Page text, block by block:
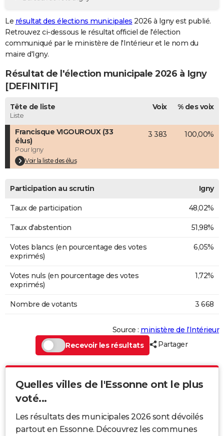
GUIDES D'ACHAT
BONS PLANS
CARTE DE VOEUX
Carte de Noël
Carte Bonne année
Carte Saint-Valentin
Carte Pâques
Carte d'anniversaire
DICTIONNAIRE
Dictionnaire
Biographies
Citations
Expressions
Proverbes
PROGRAMME TV
COPAINS D'AVANT
S'inscrire
Se connecter
Lycées
Collèges
Primaires
Universités
Entreprises
Service militaire
Avis de recherche
AVIS DE DÉCÈS
Bricolage
Lifestyle
Culture
Sport
Auto
Television
Voyage
Cinema
Le résultat des élections municipales 2026 à Igny est publié.
Retrouvez ci-dessous le résultat officiel de l'élection
communiqué par le ministère de l'Intérieur et le nom du
maire d'Igny.
Résultat de l'élection municipale 2026 à Igny
[DEFINITIF]
Tête de liste
Liste
Voix % des voix
Francisque VIGOUROUX (33
élus)
Pour Igny
Voir la liste des élus
3 383 100,00%
Participation au scrutin Igny
Taux de participation 48,02%
Taux d'abstention 51,98%
Votes blancs (en pourcentage des votes
exprimés)
6,05%
Votes nuls (en pourcentage des votes
exprimés)
1,72%
Nombre de votants 3 668
Source : ministère de l’Intérieur
Recevoir les résultats
Partager
Quelles villes de l'Essonne ont le plus
voté...
Les résultats des municipales 2026 sont dévoilés
partout en Essonne. Découvrez les communes